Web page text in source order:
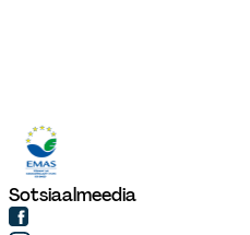
Sotsiaalmeedia